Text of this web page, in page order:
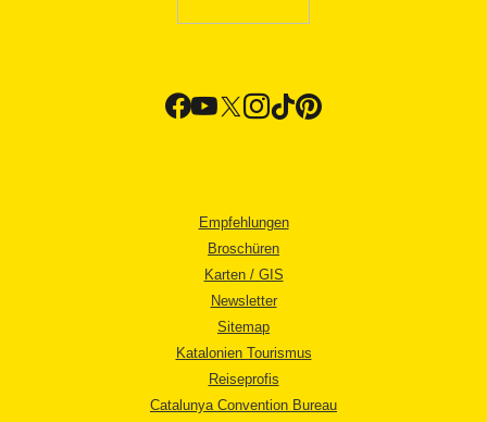
Empfehlungen
Broschüren
Karten / GIS
Newsletter
Sitemap
Katalonien Tourismus
Reiseprofis
Catalunya Convention Bureau